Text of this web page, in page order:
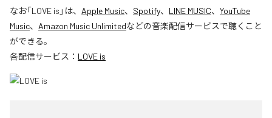
なお「LOVE is 」は、 Apple Music、 Spotify、 LINE MUSIC、 YouTube
Music、 Amazon Music Unlimitedなどの音楽配信サービスで聴くこと
ができる。
各配信サービス： LOVE is